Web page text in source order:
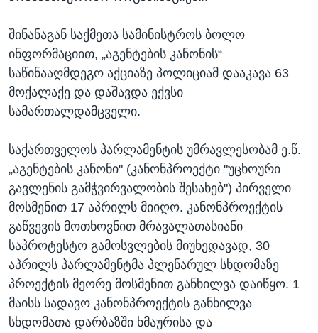
შინანაგან საქმეთა სამინისტროს ბოლო
ინფორმაციით, „აგენტების კანონის“
საწინააღმდეგო აქციაზე პოლიციამ დააკავა 63
მოქალაქე და დაშავდა ექვსი
სამართალდამცველი.
საქართველოს პარლამენტის უმრავლესობამ ე.წ.
„აგენტების კანონი" (კანონპროექტი "უცხოური
გავლენის გამჭვირვალობის შესახებ") პირველი
მოსმენით 17 აპრილს მიიღო. კანონპროექტის
გაწვევის მოთხოვნით მრავალათასიანი
საპროტესტო გამოსვლების მიუხედავად, 30
აპრილს პარლამენტმა პლენარულ სხდომაზე
პროექტის მეორე მოსმენით განხილვა დაიწყო. 1
მაისს სადავო კანონპროექტის განხილვა
სხდომათა დარბაზში ხმაურისა და